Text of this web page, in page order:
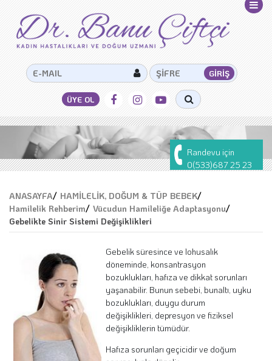
Randevu için
0(533)687 25 23
ANASAYFA/ HAMİLELİK, DOĞUM & TÜP BEBEK/
Hamilelik Rehberim/ Vücudun Hamileliğe Adaptasyonu/
Gebelikte Sinir Sistemi Değişiklikleri
Gebelik süresince ve lohusalık
döneminde, konsantrasyon
bozuklukları, hafıza ve dikkat sorunları
yaşanabilir. Bunun sebebi, bunaltı, uyku
bozuklukları, duygu durum
değişiklikleri, depresyon ve fiziksel
değişikliklerin tümüdür.
Hafıza sorunları geçicidir ve doğum